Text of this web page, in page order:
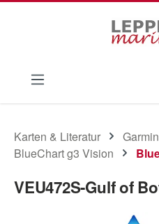
Karten & Literatur
BlueChart g3 Vision
VEU472S-Gulf of